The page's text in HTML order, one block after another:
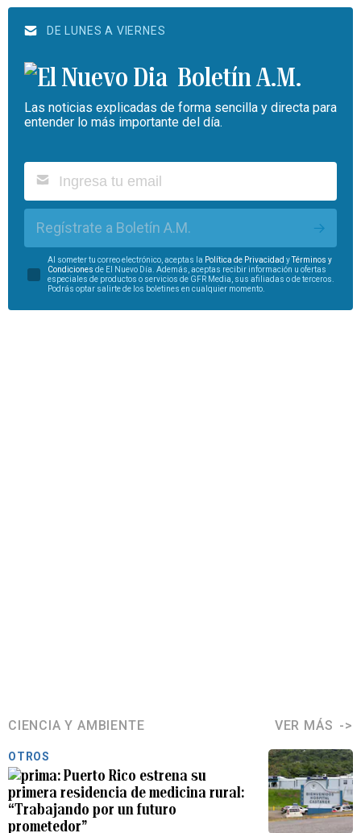
DE LUNES A VIERNES
Boletín A.M.
Las noticias explicadas de forma sencilla y directa para
entender lo más importante del día.
Regístrate a Boletín A.M.
Al someter tu correo electrónico, aceptas la Política de Privacidad yTérminos y
Condiciones de El Nuevo Día. Además, aceptas recibir información u ofertas
especiales de productos o servicios de GFR Media, sus afiliadas o de terceros.
Podrás optar salirte de los boletines en cualquier momento.
CIENCIA Y AMBIENTE VER MÁS
OTROS
Puerto Rico estrena su
primera residencia de medicina rural:
“Trabajando por un futuro
prometedor”